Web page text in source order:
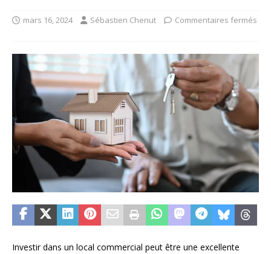
mars 16, 2024 Sébastien Chenut Commentaires fermés
Investir dans un local commercial peut être une excellente